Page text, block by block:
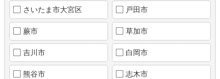
さいたま市大宮区 戸田市
蕨市 草加市
吉川市 白岡市
熊谷市 志木市